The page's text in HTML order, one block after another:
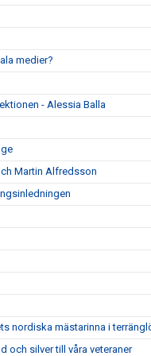
medier?
- Alessia Balla
Martin Alfredsson
nordiska mästarinna i
och silver till våra veteraner